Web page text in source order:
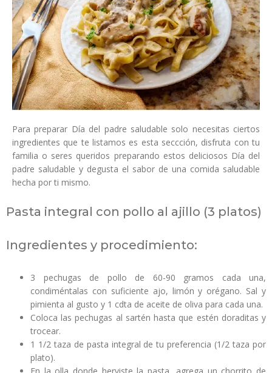
Para preparar Día del padre saludable solo necesitas ciertos
ingredientes que te listamos es esta seccción, disfruta con tu
familia o seres queridos preparando estos deliciosos Día del
padre saludable y degusta el sabor de una comida saludable
hecha por ti mismo.
Pasta integral con pollo al ajillo (3 platos)
Ingredientes y procedimiento:
3 pechugas de pollo de 60-90 gramos cada una,
condiméntalas con suficiente ajo, limón y orégano. Sal y
pimienta al gusto y 1 cdta de aceite de oliva para cada una.
Coloca las pechugas al sartén hasta que estén doraditas y
trocear.
1 1/2 taza de pasta integral de tu preferencia (1/2 taza por
plato).